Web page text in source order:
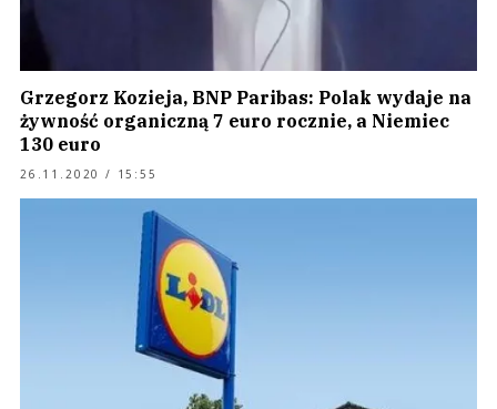
Grzegorz Kozieja, BNP Paribas: Polak wydaje na
żywność organiczną 7 euro rocznie, a Niemiec
130 euro
26.11.2020 / 15:55